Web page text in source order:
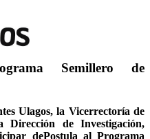
Semillero de
Ulagos, la Vicerrectoría de
Dirección de Investigación,
dePostula al Programa